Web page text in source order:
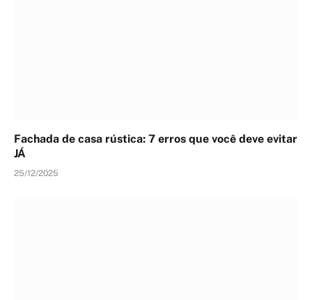
Fachada de casa rústica: 7 erros que você deve evitar
JÁ
25/12/2025